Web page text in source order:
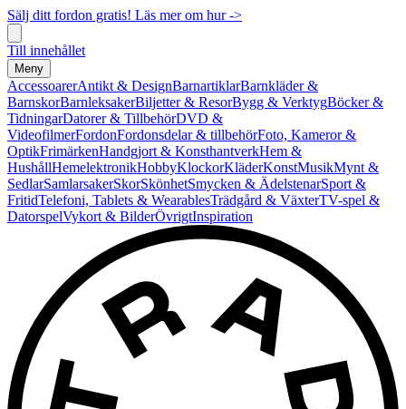
Sälj ditt fordon gratis! Läs mer om hur ->
Till innehållet
Meny
AccessoarerAntikt & DesignBarnartiklarBarnkläder &
BarnskorBarnleksakerBiljetter & ResorBygg & VerktygBöcker &
TidningarDatorer & TillbehörDVD &
VideofilmerFordonFordonsdelar & tillbehörFoto, Kameror &
OptikFrimärkenHandgjort & KonsthantverkHem &
HushållHemelektronikHobbyKlockorKläderKonstMusikMynt &
SedlarSamlarsakerSkorSkönhetSmycken & ÄdelstenarSport &
FritidTelefoni, Tablets & WearablesTrädgård & VäxterTV-spel &
DatorspelVykort & BilderÖvrigtInspiration